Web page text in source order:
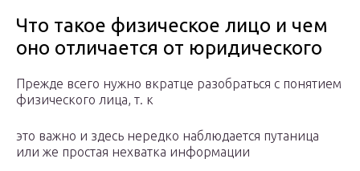
Что такое физическое лицо и чем
оно отличается от юридического
Прежде всего нужно вкратце разобраться с понятием
физического лица, т. к
это важно и здесь нередко наблюдается путаница
или же простая нехватка информации